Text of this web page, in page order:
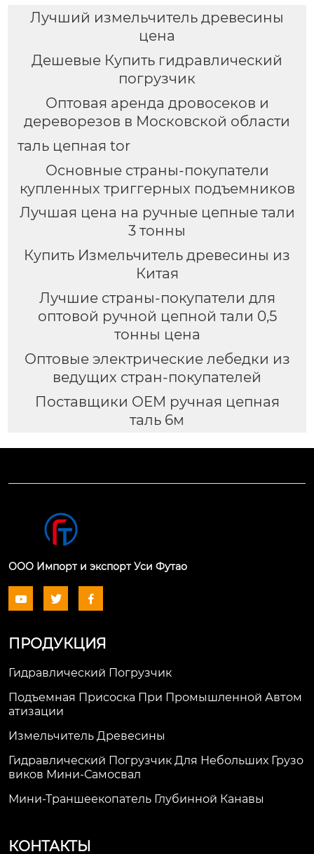
Лучший измельчитель древесины
цена
Дешевые Купить гидравлический
погрузчик
Оптовая аренда дровосеков и
дереворезов в Московской области
таль цепная tor
Основные страны-покупатели
купленных триггерных подъемников
Лучшая цена на ручные цепные тали
3 тонны
Купить Измельчитель древесины из
Китая
Лучшие страны-покупатели для
оптовой ручной цепной тали 0,5
тонны цена
Оптовые электрические лебедки из
ведущих стран-покупателей
Поставщики OEM ручная цепная
таль 6м
ООО Импорт и экспорт Уси Футао
  
ПРОДУКЦИЯ
Гидравлический Погрузчик
Подъемная Присоска При Промышленной Автом
Атизации
Измельчитель Древесины
Гидравлический Погрузчик Для Небольших Грузо
Виков Мини-Самосвал
Мини-Траншеекопатель Глубинной Канавы
КОНТАКТЫ